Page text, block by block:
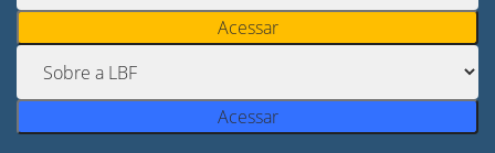
Acessar
Acessar